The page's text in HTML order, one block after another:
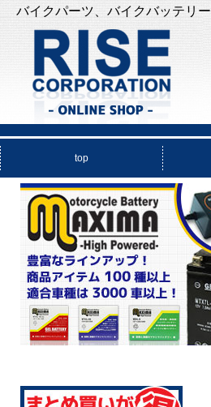
バイクパーツ、バイクバッテリ
top